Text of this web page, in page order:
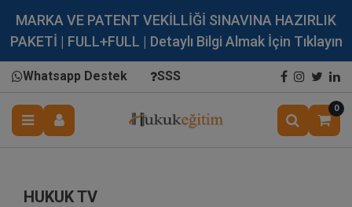
MARKA VE PATENT VEKİLLİĞİ SINAVINA HAZIRLIK
PAKETİ | FULL+FULL | Detaylı Bilgi Almak İçin Tıklayın
Whatsapp Destek SSS
0
HUKUK TV